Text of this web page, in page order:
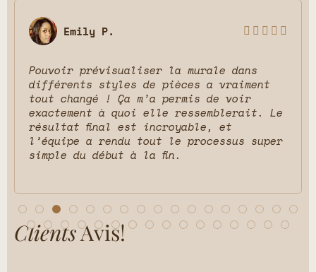
Emily P.     
Pouvoir prévisualiser la murale dans
différents styles de pièces a vraiment
tout changé ! Ça m’a permis de voir
exactement à quoi elle ressemblerait. Le
résultat final est incroyable, et
l’équipe a rendu tout le processus super
simple du début à la fin.
ClientsAvis!